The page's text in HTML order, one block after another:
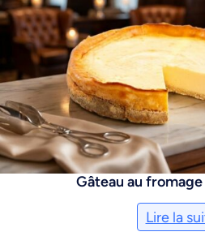
Gâteau au
Lire la